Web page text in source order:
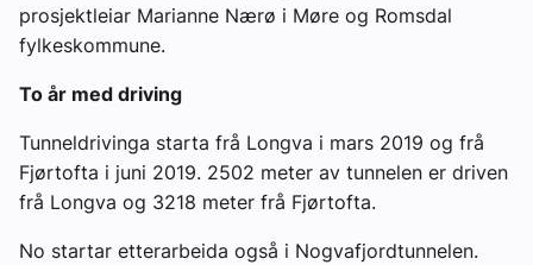
prosjektleiar Marianne Nærø i Møre og Romsdal
fylkeskommune.
To år med driving
Tunneldrivinga starta frå Longva i mars 2019 og frå
Fjørtofta i juni 2019. 2502 meter av tunnelen er driven
frå Longva og 3218 meter frå Fjørtofta.
No startar etterarbeida også i Nogvafjordtunnelen.